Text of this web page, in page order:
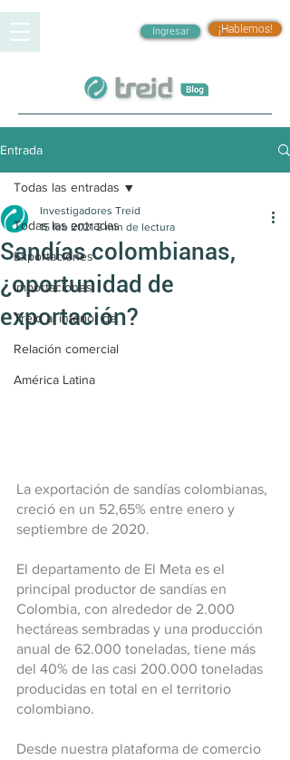
¡Hablemos!
Ingresar
Entrada
Todas las entradas
Exportaciones
Importaciones
Treid al interior de
Relación comercial
América Latina
Todas las entradas
Sandías colombianas,
¿oportunidad de
exportación?
Investigadores Treid
15 feb 2021 2 min de lectura
La exportación de sandías colombianas,
creció en un 52,65% entre enero y
septiembre de 2020.
El departamento de El Meta es el
principal productor de sandías en
Colombia, con alrededor de 2.000
hectáreas sembradas y una producción
anual de 62.000 toneladas, tiene más
del 40% de las casi 200.000 toneladas
producidas en total en el territorio
colombiano.
Desde nuestra plataforma de comercio